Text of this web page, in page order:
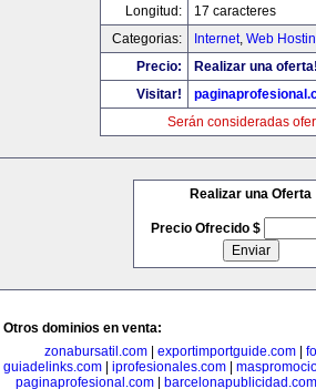
Longitud:
17 caracteres
Categorias:
Internet, Web
Precio:
Realizar una
Visitar!
Serán consideradas
Realizar una Oferta
Precio Ofrecido $
Otros dominios en venta:
zonabursatil.com
exportimportguide.com
guiadelinks.com
iprofesionales.com
paginaprofesional.com|
barcelonapublicidad.com